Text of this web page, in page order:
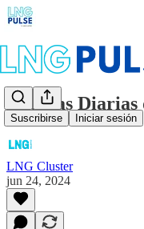
Suscribirse Iniciar sesión
Noticias
LNG Cluster
jun 24, 2024